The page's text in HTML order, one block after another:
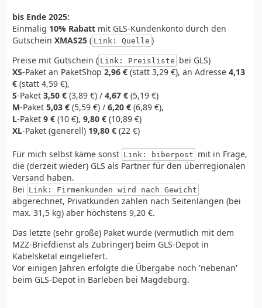
bis Ende 2025:
Einmalig 10% Rabatt mit GLS-Kundenkonto durch den
Gutschein XMAS25 ( Link: Quelle )
Preise mit Gutschein ( Link: Preisliste bei GLS)
XS-Paket an PaketShop 2,96 € (statt 3,29 €), an Adresse 4,13
€ (statt 4,59 €),
S-Paket 3,50 € (3,89 €) / 4,67 € (5,19 €)
M-Paket 5,03 € (5,59 €) / 6,20 € (6,89 €),
L-Paket 9 € (10 €), 9,80 € (10,89 €)
XL-Paket (generell) 19,80 € (22 €)
Für mich selbst käme sonst Link: biberpost mit in Frage,
die (derzeit wieder) GLS als Partner für den überregionalen
Versand haben.
Bei Link: Firmenkunden wird nach Gewicht
abgerechnet, Privatkunden zahlen nach Seitenlängen (bei
max. 31,5 kg) aber höchstens 9,20 €.
Das letzte (sehr große) Paket wurde (vermutlich mit dem
MZZ-Briefdienst als Zubringer) beim GLS-Depot in
Kabelsketal eingeliefert.
Vor einigen Jahren erfolgte die Übergabe noch 'nebenan'
beim GLS-Depot in Barleben bei Magdeburg.